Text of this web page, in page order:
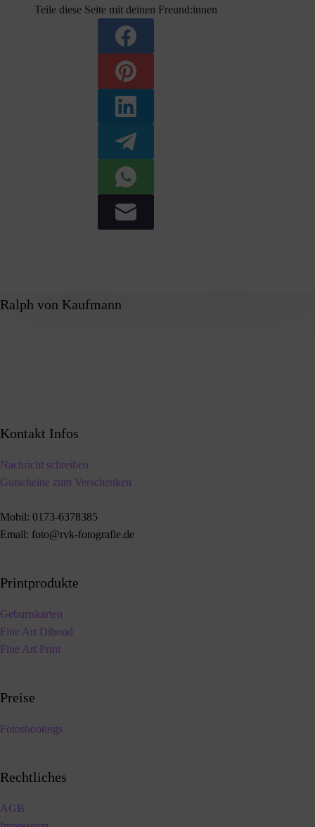
Teile diese Seite mit deinen Freund:innen
Ralph von Kaufmann
Kontakt Infos
Nachricht schreiben
Gutscheine zum Verschenken
Mobil: 0173-6378385
Email: foto@rvk-fotografie.de
Printprodukte
Geburtskarten
Fine Art Dibond
Fine Art Print
Preise
Fotoshootings
Rechtliches
AGB